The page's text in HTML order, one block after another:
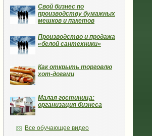
Свой бизнес по
производству бумажных
мешков и пакетов
Производство и продажа
«белой сантехники»
Как открыть торговлю
хот-догами
Малая гостиница:
организация бизнеса
Все обучающее видео